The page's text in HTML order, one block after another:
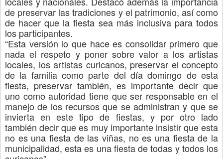
de preservar las tradiciones y el patrimonio, así como
de hacer que la fiesta sea más inclusiva para todos
los participantes.
“Esta versión lo que hace es consolidar primero que
nada el respeto y poner sobre valor a los artistas
locales, los artistas curicanos, preservar el concepto
de la familia como parte del día domingo de esta
fiesta, preservar también, es importante decir que
uno como autoridad tiene que ser responsable en el
manejo de los recursos que se administran y que se
invierta en este tipo de fiestas, y por otro lado
también decir que es muy importante insistir que esta
no es una fiesta de las viñas, no es una fiesta de la
municipalidad, esta es una fiesta de todas y todos los